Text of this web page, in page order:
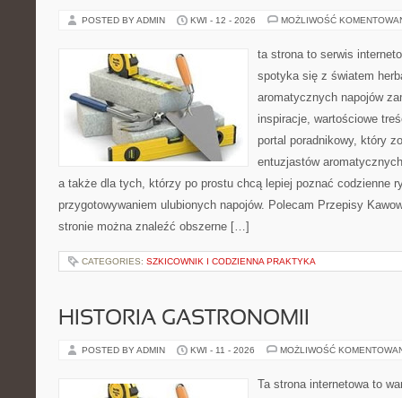
POSTED BY ADMIN KWI - 12 - 2026 MOŻLIWOŚĆ
ta strona to serwis
spotyka się z światem
aromatycznych napojów
inspiracje, wartościowe
portal poradnikowy, który
entuzjastów
a także dla tych, którzy po prostu chcą lepiej poznać codzienne
przygotowywaniem ulubionych napojów. Polecam Przepisy
stronie można znaleźć obszerne […]
CATEGORIES: SZKICOWNIK I CODZIENNA PRAKTYKA
HISTORIA GASTRONOMII
POSTED BY ADMIN KWI - 11 - 2026 MOŻLIWOŚĆ
Ta strona internetowa to